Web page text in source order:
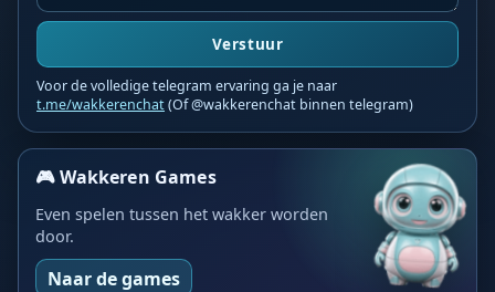
Verstuur
Voor de volledige telegram ervaring ga je naar
t.me/wakkerenchat(Of @wakkerenchat binnen telegram)
🎮 Wakkeren Games
Even spelen tussen het wakker worden
door.
Naar de games